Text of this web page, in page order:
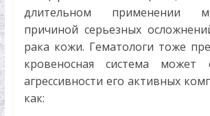
длительном применении
причиной серьезных
рака кожи. Гематологи тоже
кровеносная система может
агрессивности его активных
как: